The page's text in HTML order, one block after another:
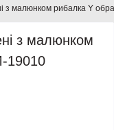
з малюнком рибалка Y
з малюнком
19010